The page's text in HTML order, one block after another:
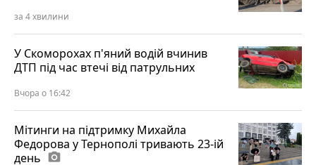
за 4 хвилини
У Скоморохах п'яний водій вчинив
ДТП під час втечі від патрульних
Вчора о 16:42
Мітинги на підтримку Михайла
Федорова у Тернополі тривають 23-ій
день photo_camera